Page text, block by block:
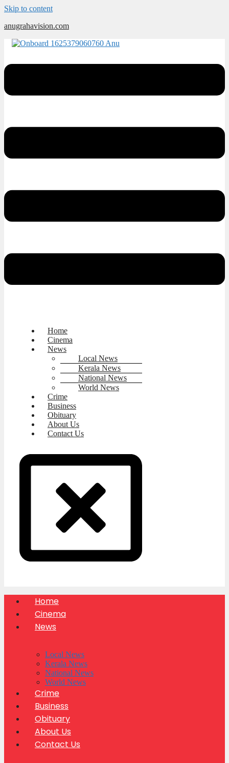
Skip to content
anugrahavision.com
Home
Cinema
News
Local News
Kerala News
National News
World News
Crime
Business
Obituary
About Us
Contact Us
Home
Cinema
News
Local News
Kerala News
National News
World News
Crime
Business
Obituary
About Us
Contact Us